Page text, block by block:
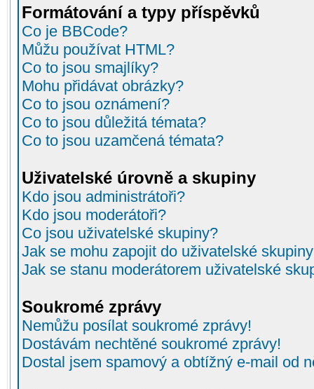
Formátování a typy příspěvků
Co je BBCode?
Můžu používat HTML?
Co to jsou smajlíky?
Mohu přidávat obrázky?
Co to jsou oznámení?
Co to jsou důležitá témata?
Co to jsou uzamčená témata?
Uživatelské úrovně a skupiny
Kdo jsou administrátoři?
Kdo jsou moderátoři?
Co jsou uživatelské skupiny?
Jak se mohu zapojit do uživatelské
Jak se stanu moderátorem uživatelské
Soukromé zprávy
Nemůžu posílat soukromé zprávy!
Dostávám nechtěné soukromé zprávy!
Dostal jsem spamový a obtížný e-mail od